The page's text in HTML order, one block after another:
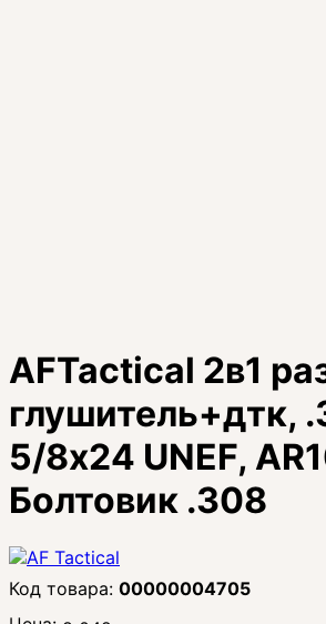
AFTactical 2в1
глушитель+дтк,
5/8x24 UNEF,
Болтовик .308
00000004705